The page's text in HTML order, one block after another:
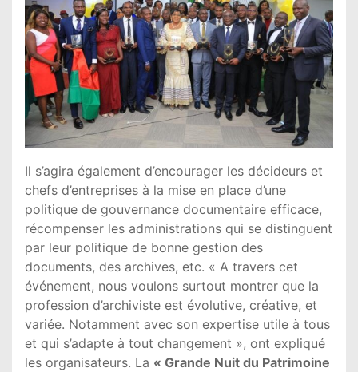
Il s’agira également d’encourager les décideurs et
chefs d’entreprises à la mise en place d’une
politique de gouvernance documentaire efficace,
récompenser les administrations qui se distinguent
par leur politique de bonne gestion des
documents, des archives, etc. « A travers cet
événement, nous voulons surtout montrer que la
profession d’archiviste est évolutive, créative, et
variée. Notamment avec son expertise utile à tous
et qui s’adapte à tout changement », ont expliqué
les organisateurs. La « Grande Nuit du Patrimoine